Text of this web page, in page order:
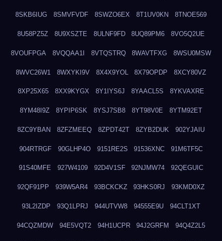
8SKB6IUG 8SMVFVDF 8SWZO6EX 8T1UV0KN 8TNOE569
8U58PZ5Z 8U9XSZTE 8ULNF9FD 8UQ89PM6 8VO5Q2UE
8VOUFPGA 8VQQAA1I 8VTQSTRQ 8WAVTFXG 8WSU0MSW
8WVC26W1 8WXYKI9V 8X4X9YOL 8X79OPDP 8XCY80VZ
8XP25X65 8XX9KYGX 8Y1IYS6J 8YAACL5S 8YKVAXRE
8YM48I9Z 8YPIP6SK 8YSJ7SB8 8YT98V0E 8YTM92ET
8ZC9YBAN 8ZFZMEEQ 8ZPDT42T 8ZYB2DUK 902YJAIU
904RTRGF 90GLHP4O 9151RE2S 91536XNC 91M6TF5C
91S40MFE 927W4109 92D4V1SF 92NJMW74 92QEGUIC
92QF91PP 939W5AR4 93BCKCKZ 93HKS0RJ 93KMD0XZ
93L2IZDP 93Q1LPRJ 944UTVW8 94555E9U 94CLT1XT
94CQZMDW 94E5VQT2 94H1UCPR 94J2GRFM 94Q4Z2L5